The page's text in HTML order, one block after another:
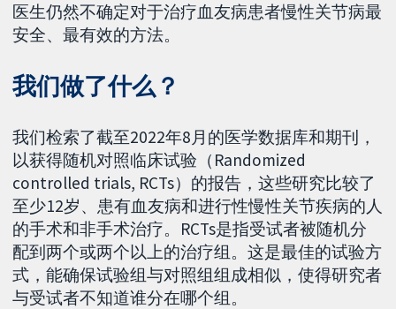
医生仍然不确定对于治疗血友病患者慢性关节病最
安全、最有效的方法。
我们做了什么？
我们检索了截至2022年8月的医学数据库和期刊，
以获得随机对照临床试验（Randomized
controlled trials, RCTs）的报告，这些研究比较了
至少12岁、患有血友病和进行性慢性关节疾病的人
的手术和非手术治疗。RCTs是指受试者被随机分
配到两个或两个以上的治疗组。这是最佳的试验方
式，能确保试验组与对照组组成相似，使得研究者
与受试者不知道谁分在哪个组。